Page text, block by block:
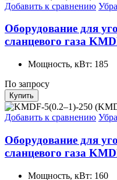
Добавить к сравнению
Оборудование для
сланцевого газа
Мощность, кВт: 185
По запросу
Купить
Добавить к сравнению
Оборудование для
сланцевого газа
Мощность, кВт: 160